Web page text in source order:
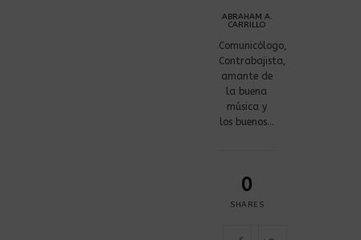
ABRAHAM A.
CARRILLO
Comunicólogo,
Contrabajista,
amante de
la buena
música y
los buenos…
0
SHARES